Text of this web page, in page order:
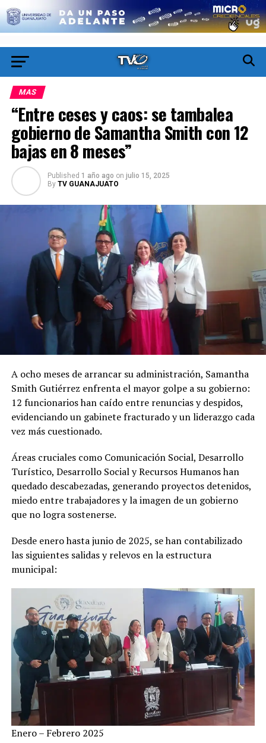
MAS
“Entre ceses y caos: se tambalea
gobierno de Samantha Smith con 12
bajas en 8 meses”
Published 1 año ago on julio 15, 2025
By TV GUANAJUATO
A ocho meses de arrancar su administración, Samantha
Smith Gutiérrez enfrenta el mayor golpe a su gobierno:
12 funcionarios han caído entre renuncias y despidos,
evidenciando un gabinete fracturado y un liderazgo cada
vez más cuestionado.
Áreas cruciales como Comunicación Social, Desarrollo
Turístico, Desarrollo Social y Recursos Humanos han
quedado descabezadas, generando proyectos detenidos,
miedo entre trabajadores y la imagen de un gobierno
que no logra sostenerse.
Desde enero hasta junio de 2025, se han contabilizado
las siguientes salidas y relevos en la estructura
municipal:
Enero – Febrero 2025